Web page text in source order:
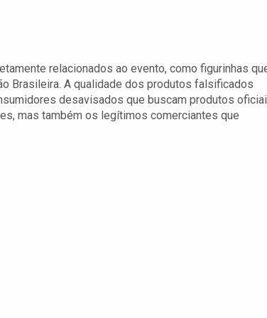
relacionados ao evento, como figurinhas
Brasileira. A qualidade dos produtos falsificados
desavisados que buscam produtos
mas também os legítimos comerciantes que